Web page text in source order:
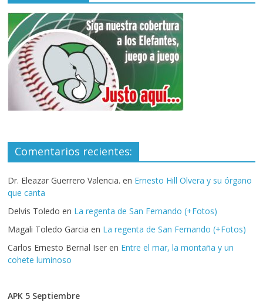
Comentarios recientes:
Dr. Eleazar Guerrero Valencia. en Ernesto Hill Olvera y su órgano
que canta
Delvis Toledo en La regenta de San Fernando (+Fotos)
Magali Toledo Garcia en La regenta de San Fernando (+Fotos)
Carlos Ernesto Bernal Iser en Entre el mar, la montaña y un
cohete luminoso
APK 5 Septiembre